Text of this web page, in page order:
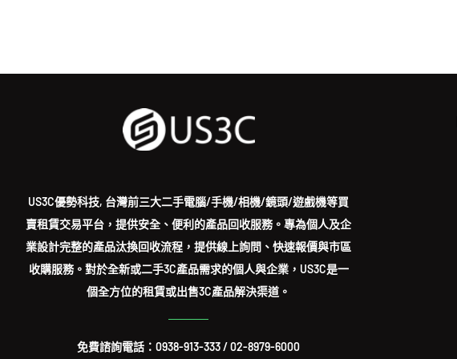
US3C優勢科技, 台灣前三大二手電腦/手機/相機/鏡頭/遊戲機等買
賣租賃交易平台，提供安全、便利的產品回收服務。專為個人及企
業設計完整的產品汰換回收流程，提供線上詢問、快速報價與市區
收購服務。對於全新或二手3C產品需求的個人與企業，US3C是一
個全方位的租賃或出售3C產品解決渠道。
免費諮詢電話：0938-913-333/02-8979-6000